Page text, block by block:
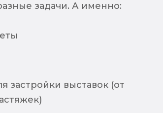
задачи. А именно:
застройки выставок (от